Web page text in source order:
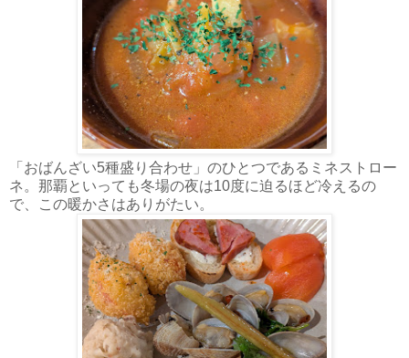
「おばんざい5種盛り合わせ」のひとつであるミネストロー
ネ。那覇といっても冬場の夜は10度に迫るほど冷えるの
で、この暖かさはありがたい。